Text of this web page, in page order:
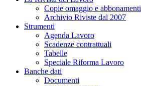
Copie omaggio e abbonamenti
Archivio Riviste dal 2007
Strumenti
Agenda Lavoro
Scadenze contrattuali
Tabelle
Speciale Riforma Lavoro
Banche dati
Documenti